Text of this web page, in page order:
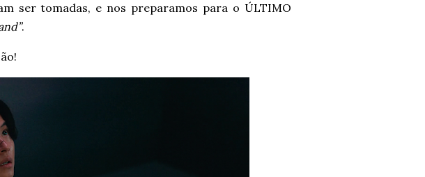
ser tomadas, e nos preparamos para o ÚLTIMO
.